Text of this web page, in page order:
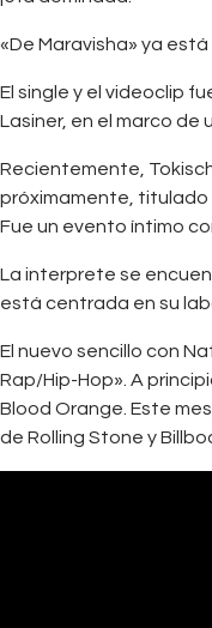
«De Maravisha» ya
El single y el videoclip
Lasiner, en el marco de
Recientemente,
próximamente, titulado
Fue un evento íntimo
La interprete se
está centrada en su
El nuevo sencillo con
Rap/Hip-Hop». A
Blood Orange. Este
de Rolling Stone y